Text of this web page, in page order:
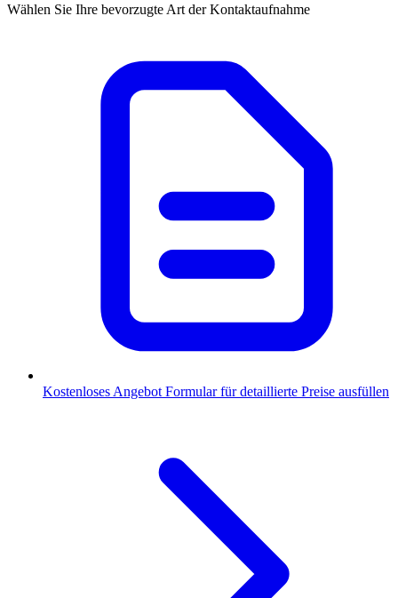
Wählen Sie Ihre bevorzugte Art der Kontaktaufnahme
Kostenloses Angebot Formular für detaillierte Preise ausfüllen